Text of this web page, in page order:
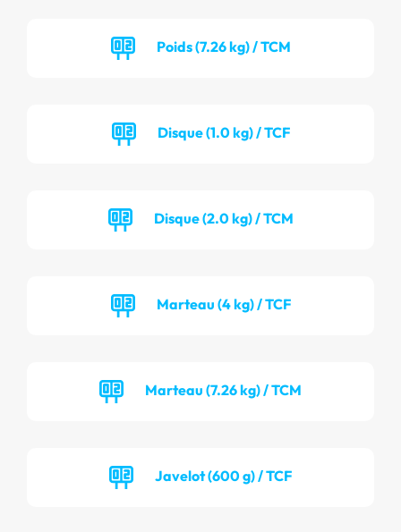
Poids (7.26 kg) / TCM
Disque (1.0 kg) / TCF
Disque (2.0 kg) / TCM
Marteau (4 kg) / TCF
Marteau (7.26 kg) / TCM
Javelot (600 g) / TCF